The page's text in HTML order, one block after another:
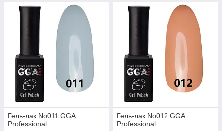
Гель-лак No011 GGA
Professional
Гель-лак No012 GGA
Professional